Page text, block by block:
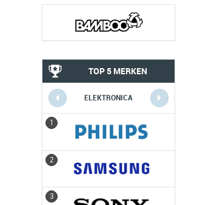
TOP 5 MERKEN
ELEKTRONICA
1
2
3